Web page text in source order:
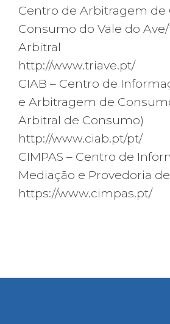
Centro de Arbitragem de
Consumo do Vale do
Arbitral
http://www.triave.pt/
CIAB – Centro de
e Arbitragem de
Arbitral de Consumo)
http://www.ciab.pt/pt/
CIMPAS – Centro de
Mediação e Provedoria
https://www.cimpas.pt/